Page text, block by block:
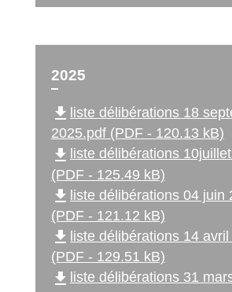
2025
file_download liste délibérations 18
2025.pdf (PDF - 120.13 kB)
file_download liste délibérations
(PDF - 125.49 kB)
file_download liste délibérations 04 juin
(PDF - 121.12 kB)
file_download liste délibérations 14
(PDF - 129.51 kB)
file_download liste délibérations 31